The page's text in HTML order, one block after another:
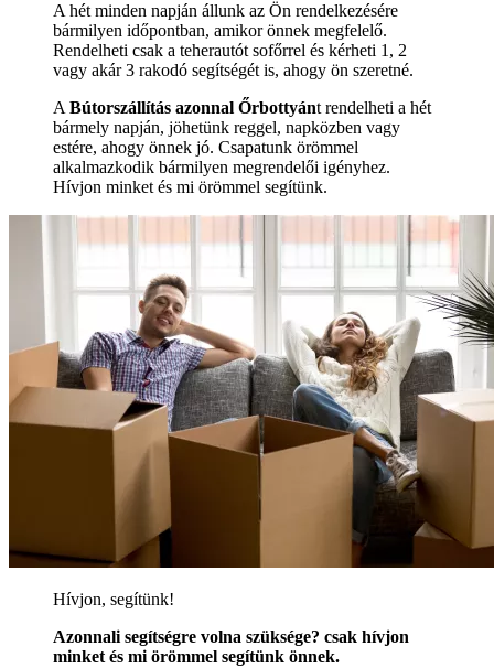
A hét minden napján állunk az Ön rendelkezésére
bármilyen időpontban, amikor önnek megfelelő.
Rendelheti csak a teherautót sofőrrel és kérheti 1, 2
vagy akár 3 rakodó segítségét is, ahogy ön szeretné.
A Bútorszállítás azonnal Őrbottyánt rendelheti a hét
bármely napján, jöhetünk reggel, napközben vagy
estére, ahogy önnek jó. Csapatunk örömmel
alkalmazkodik bármilyen megrendelői igényhez.
Hívjon minket és mi örömmel segítünk.
Hívjon, segítünk!
Azonnali segítségre volna szüksége? csak hívjon
minket és mi örömmel segítünk önnek.